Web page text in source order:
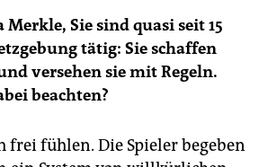
Merkle, Sie sind quasi seit 15
tätig: Sie schaffen
versehen sie mit Regeln.
beachten?
frei fühlen. Die Spieler begeben